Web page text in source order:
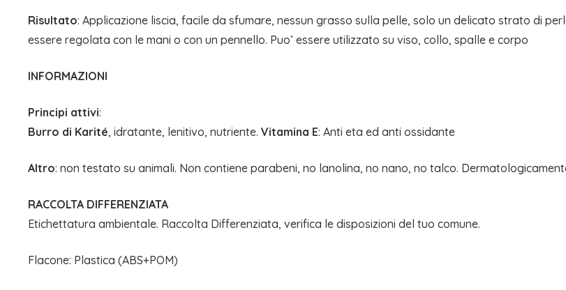
Risultato: Applicazione liscia, facile da sfumare, nessun grasso sulla pelle, solo un delicato strato di
essere regolata con le mani o con un pennello. Puo’ essere utilizzato su viso, collo, spalle e corpo
INFORMAZIONI
Principi attivi:
Burro di Karité, idratante, lenitivo, nutriente. Vitamina E: Anti eta ed anti ossidante
Altro: non testato su animali. Non contiene parabeni, no lanolina, no nano, no talco.
RACCOLTA DIFFERENZIATA
Etichettatura ambientale. Raccolta Differenziata, verifica le disposizioni del tuo comune.
Flacone: Plastica (ABS+POM)